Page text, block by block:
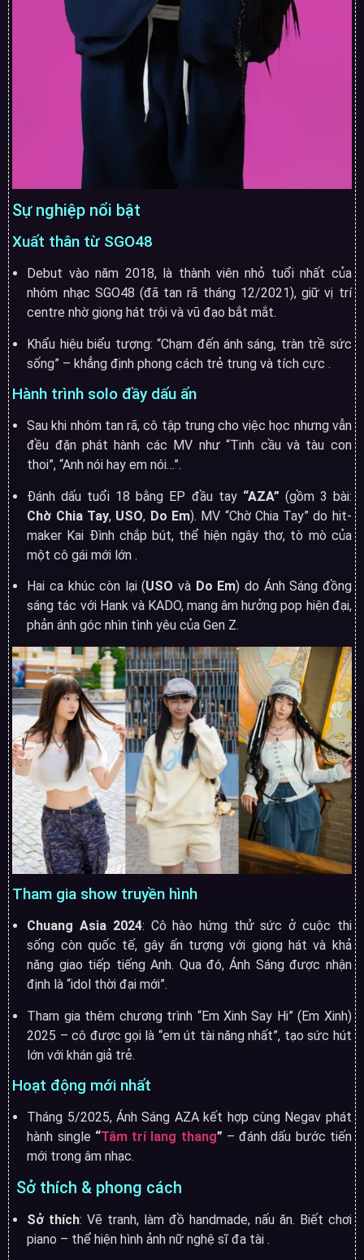
Sự nghiệp nổi bật
Xuất thân từ SGO48
Debut vào năm 2018, là thành viên nhỏ tuổi nhất của
nhóm nhạc SGO48 (đã tan rã tháng 12/2021), giữ vị trí
centre nhờ giọng hát trội và vũ đạo bắt mắt.
Khẩu hiệu biểu tượng: “Chạm đến ánh sáng, tràn trề sức
sống” – khẳng định phong cách trẻ trung và tích cực .
Hành trình solo đầy dấu ấn
Sau khi nhóm tan rã, cô tập trung cho việc học nhưng vẫn
đều đặn phát hành các MV như “Tinh cầu và tàu con
thoi”, “Anh nói hay em nói…”.
Đánh dấu tuổi 18 bằng EP đầu tay “AZA” (gồm 3 bài:
Chờ Chia Tay, USO, Do Em). MV “Chờ Chia Tay” do hit-
maker Kai Đình chắp bút, thể hiện ngây thơ, tò mò của
một cô gái mới lớn .
Hai ca khúc còn lại (USO và Do Em) do Ánh Sáng đồng
sáng tác với Hank và KADO, mang âm hưởng pop hiện đại,
phản ánh góc nhìn tình yêu của Gen Z.
Tham gia show truyền hình
Chuang Asia 2024: Cô hào hứng thử sức ở cuộc thi
sống còn quốc tế, gây ấn tượng với giọng hát và khả
năng giao tiếp tiếng Anh. Qua đó, Ánh Sáng được nhận
định là “idol thời đại mới”.
Tham gia thêm chương trình “Em Xinh Say Hi” (Em Xinh)
2025 – cô được gọi là “em út tài năng nhất”, tạo sức hút
lớn với khán giả trẻ.
Hoạt động mới nhất
Tháng 5/2025, Ánh Sáng AZA kết hợp cùng Negav phát
hành single “Tâm trí lang thang” – đánh dấu bước tiến
mới trong âm nhạc.
Sở thích & phong cách
Sở thích: Vẽ tranh, làm đồ handmade, nấu ăn. Biết chơi
piano – thể hiện hình ảnh nữ nghệ sĩ đa tài .